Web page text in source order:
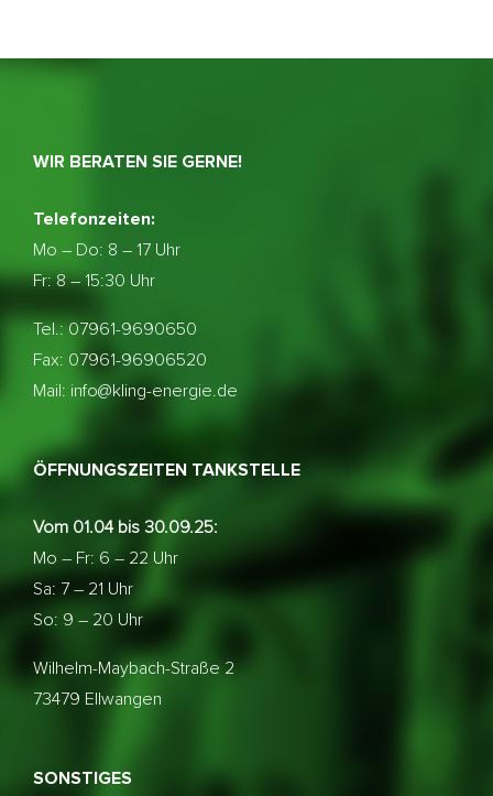
WIR BERATEN SIE GERNE!
Telefonzeiten:
Mo – Do: 8 – 17 Uhr
Fr: 8 – 15:30 Uhr
Tel.: 07961-9690650
Fax: 07961-96906520
Mail: info@kling-energie.de
ÖFFNUNGSZEITEN TANKSTELLE
Vom 01.04 bis 30.09.25:
Mo – Fr: 6 – 22 Uhr
Sa: 7 – 21 Uhr
So: 9 – 20 Uhr
Wilhelm-Maybach-Straße 2
73479 Ellwangen
SONSTIGES